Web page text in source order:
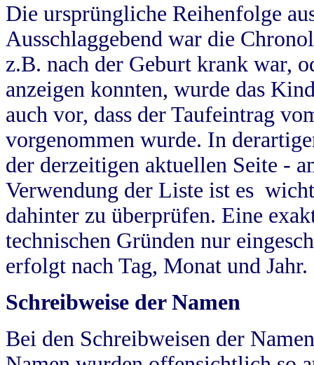
Die ursprüngliche Reihenfolge
Ausschlaggebend war die
z.B. nach der Geburt krank war,
anzeigen konnten, wurde das
auch vor, dass der Taufeintrag
vorgenommen wurde. In
der derzeitigen aktuellen Seite -
Verwendung der Liste ist es
dahinter zu überprüfen. Eine
technischen Gründen nur
erfolgt nach Tag, Monat und Jahr.
Schreibweise der Namen
Bei den Schreibweisen der